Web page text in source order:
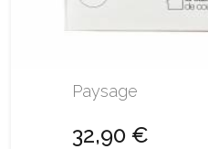
Paysage
32,90 €